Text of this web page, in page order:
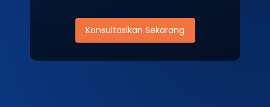
Konsultasikan Sekarang